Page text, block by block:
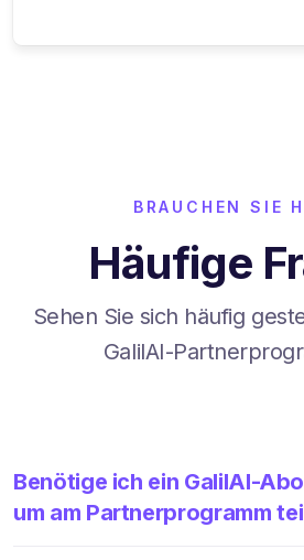
BRAUCHEN SIE
Häufige
Sehen Sie sich häufig
GalilAI-
Benötige ich ein GalilAI-
um am Partnerprogramm